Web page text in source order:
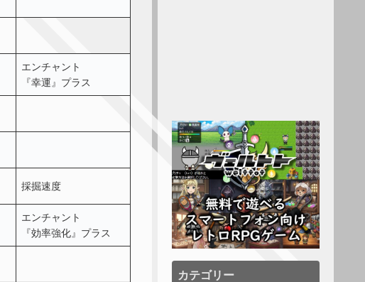
エンチャント
『幸運』プラス
採掘速度
エンチャント
『効率強化』プラス
カテゴリー